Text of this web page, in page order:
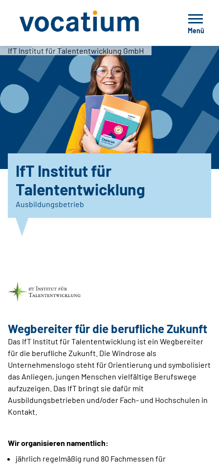
Menü
IfT Institut für Talententwicklung GmbH
IfT Institut für
Talententwicklung
Ausbildungsbetrieb
Wegbereiter für die berufliche Zukunft
Das IfT Institut für Talententwicklung ist ein Wegbereiter
für die berufliche Zukunft. Die Windrose als
Unternehmenslogo steht für Orientierung und symbolisiert
das Anliegen, jungen Menschen vielfältige Berufswege
aufzuzeigen. Das IfT bringt sie dafür mit
Ausbildungsbetrieben und/oder Fach- und Hochschulen in
Kontakt.
Wir organisieren namentlich:
jährlich regelmäßig rund 80 Fachmessen für